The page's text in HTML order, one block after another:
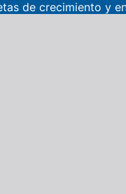
de crecimiento y